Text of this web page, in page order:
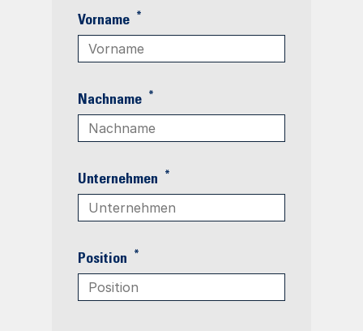
Vorname *
Nachname *
Unternehmen *
Position *